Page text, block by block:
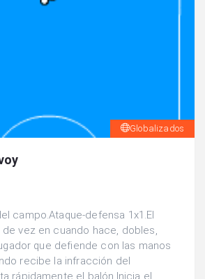
Globalizados
campo.Ataque-defensa 1x1.El
vez en cuando hace, dobles,
que defiende con las manos
recibe la infracción del
rápidamente el balón.Inicia el